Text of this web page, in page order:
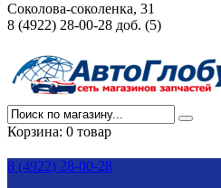
Соколова-соколенка, 31
8 (4922) 28-00-28 доб. (5)
Корзина: 0 товар
8 (4922) 28-00-28